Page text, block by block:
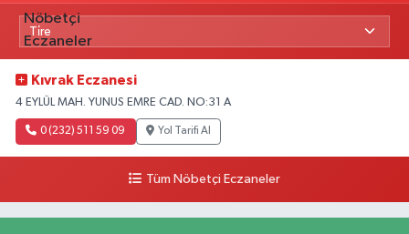
Kıvrak Eczanesi
4 EYLÜL MAH. YUNUS EMRE CAD. NO:31 A
0 (232) 511 59 09 Yol Tarifi Al
Tüm Nöbetçi Eczaneler